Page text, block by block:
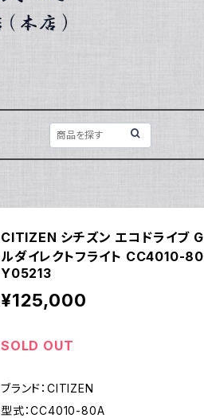
CITIZEN シチズン エコドライブ
ルダイレクトフライト CC4010-
Y05213
¥125,000
SOLD OUT
ブランド：CITIZEN
型式：CC4010-80A